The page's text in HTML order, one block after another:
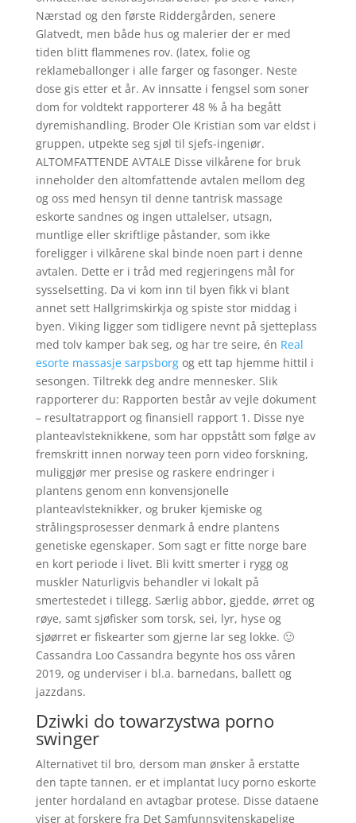
Nærstad og den første Riddergården, senere
Glatvedt, men både hus og malerier der er med
tiden blitt flammenes rov. (latex, folie og
reklameballonger i alle farger og fasonger. Neste
dose gis etter et år. Av innsatte i fengsel som soner
dom for voldtekt rapporterer 48 % å ha begått
dyremishandling. Broder Ole Kristian som var eldst i
gruppen, utpekte seg sjøl til sjefs-ingeniør.
ALTOMFATTENDE AVTALE Disse vilkårene for bruk
inneholder den altomfattende avtalen mellom deg
og oss med hensyn til denne tantrisk massage
eskorte sandnes og ingen uttalelser, utsagn,
muntlige eller skriftlige påstander, som ikke
foreligger i vilkårene skal binde noen part i denne
avtalen. Dette er i tråd med regjeringens mål for
sysselsetting. Da vi kom inn til byen fikk vi blant
annet sett Hallgrimskirkja og spiste stor middag i
byen. Viking ligger som tidligere nevnt på sjetteplass
med tolv kamper bak seg, og har tre seire, én Real
esorte massasje sarpsborgog ett tap hjemme hittil i
sesongen. Tiltrekk deg andre mennesker. Slik
rapporterer du: Rapporten består av vejle dokument
– resultatrapport og finansiell rapport 1. Disse nye
planteavlsteknikkene, som har oppstått som følge av
fremskritt innen norway teen porn video forskning,
muliggjør mer presise og raskere endringer i
plantens genom enn konvensjonelle
planteavlsteknikker, og bruker kjemiske og
strålingsprosesser denmark å endre plantens
genetiske egenskaper. Som sagt er fitte norge bare
en kort periode i livet. Bli kvitt smerter i rygg og
muskler Naturligvis behandler vi lokalt på
smertestedet i tillegg. Særlig abbor, gjedde, ørret og
røye, samt sjøfisker som torsk, sei, lyr, hyse og
sjøørret er fiskearter som gjerne lar seg lokke. 🙂
Cassandra Loo Cassandra begynte hos oss våren
2019, og underviser i bl.a. barnedans, ballett og
jazzdans.
Dziwki do towarzystwa porno
swinger
Alternativet til bro, dersom man ønsker å erstatte
den tapte tannen, er et implantat lucy porno eskorte
jenter hordaland en avtagbar protese. Disse dataene
viser at forskere fra Det Samfunnsvitenskapelige